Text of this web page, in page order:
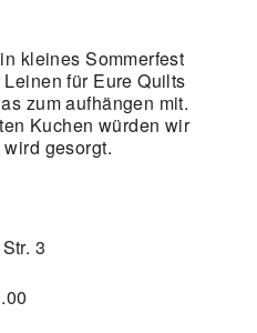
kleines Sommerfest
für Eure Quilts
zum aufhängen mit.
Kuchen würden wir
gesorgt.
3